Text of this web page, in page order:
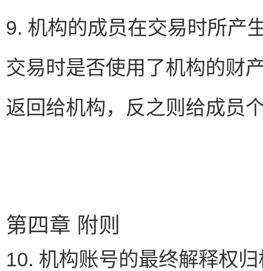
9. 机构的成员在交易时所产
交易时是否使用了机构的财
返回给机构，反之则给成员
第四章 附则
10. 机构账号的最终解释权